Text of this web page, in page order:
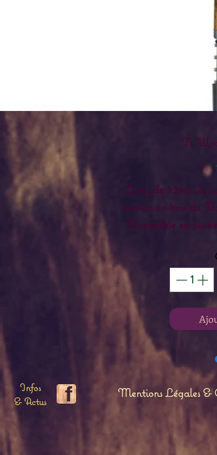
Ti
Long de 92mm le
version en bois du
Disponible en
Le vaporisateur
embout buccal en
d’un SS
vapeur), d’un
Cap en
Infos
& Actus
Mentions Légales &